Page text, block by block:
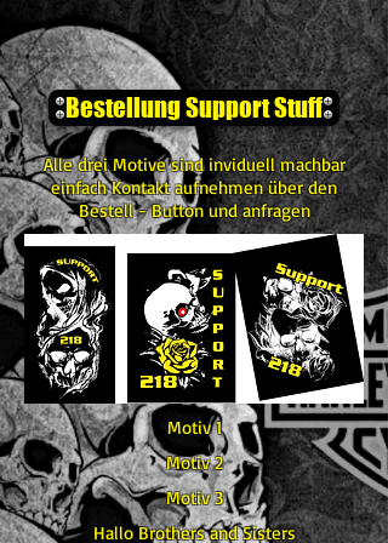
Bestellung Support Stuff
Alle drei Motive sind inviduell machbar
einfach Kontakt aufnehmen über den
Bestell - Button und anfragen
Motiv 1
Motiv 2
Motiv 3
Hallo Brothers and Sisters